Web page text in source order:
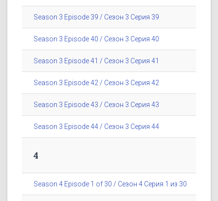
Season 3 Episode 39 / Сезон 3 Серия 39
Season 3 Episode 40 / Сезон 3 Серия 40
Season 3 Episode 41 / Сезон 3 Серия 41
Season 3 Episode 42 / Сезон 3 Серия 42
Season 3 Episode 43 / Сезон 3 Серия 43
Season 3 Episode 44 / Сезон 3 Серия 44
4
Season 4 Episode 1 of 30 / Сезон 4 Серия 1 из 30